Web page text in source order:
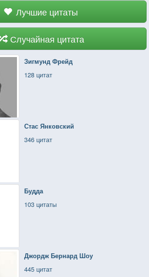
Лучшие цитаты
Случайная цитата
Зигмунд Фрейд
128 цитат
Стас Янковский
346 цитат
Будда
103 цитаты
Джордж Бернард Шоу
445 цитат